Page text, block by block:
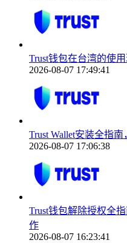
Trust钱包在台湾的使
2026-08-07 17:49:41
Trust Wallet安装全指
2026-08-07 17:06:38
Trust钱包解除授权全
作
2026-08-07 16:23:41